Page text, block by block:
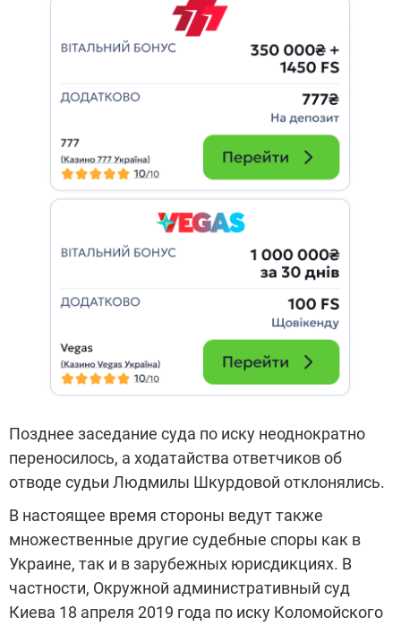
Позднее заседание суда по иску неоднократно
переносилось, а ходатайства ответчиков об
отводе судьи Людмилы Шкурдовой отклонялись.
В настоящее время стороны ведут также
множественные другие судебные споры как в
Украине, так и в зарубежных юрисдикциях. В
частности, Окружной административный суд
Киева 18 апреля 2019 года по иску Коломойского